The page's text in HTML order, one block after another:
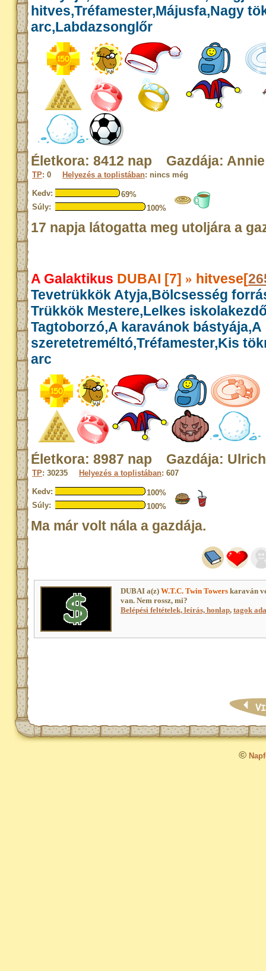
hitves,Tréfamester,Májusfa,Nagy
arc,Labdazsonglőr
Életkora: 8412 nap Gazdája: Annie
TP: 0 Helyezés a toplistában: nincs még
Kedv:
69%
Súly:
100%
17 napja látogatta meg utoljára a
A Galaktikus DUBAI [7] » hitvese[
Tevetrükkök Atyja,Bölcsesség
Trükkök Mestere,Lelkes
Tagtoborzó,A karavánok bástyája,A
szeretetreméltó,Tréfamester,Kis
arc
Életkora: 8987 nap Gazdája:
TP: 30235 Helyezés a toplistában: 607
Kedv:
100%
Súly:
100%
Ma már volt nála a gazdája.
DUBAI a(z) W.T.C. Twin Towers karaván
van. Nem rossz, mi?
Belépési feltételek, leírás, honlap, tagok
©